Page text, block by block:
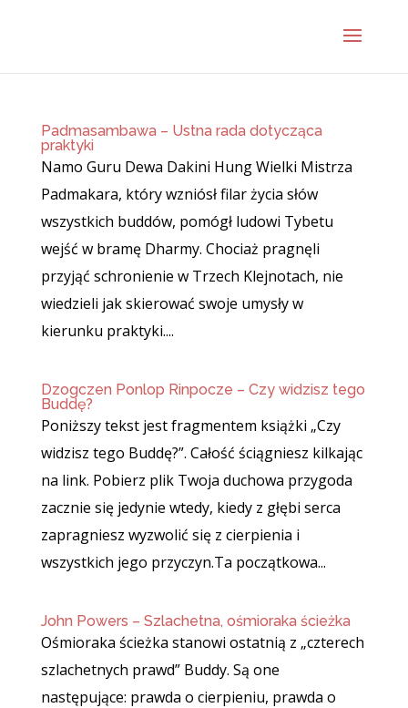
Padmasambawa – Ustna rada dotycząca
praktyki
Namo Guru Dewa Dakini Hung Wielki Mistrza
Padmakara, który wzniósł filar życia słów
wszystkich buddów, pomógł ludowi Tybetu
wejść w bramę Dharmy. Chociaż pragnęli
przyjąć schronienie w Trzech Klejnotach, nie
wiedzieli jak skierować swoje umysły w
kierunku praktyki....
Dzogczen Ponlop Rinpocze – Czy widzisz tego
Buddę?
Poniższy tekst jest fragmentem książki „Czy
widzisz tego Buddę?”. Całość ściągniesz kilkając
na link. Pobierz plik Twoja duchowa przygoda
zacznie się jedynie wtedy, kiedy z głębi serca
zapragniesz wyzwolić się z cierpienia i
wszystkich jego przyczyn.Ta początkowa...
John Powers – Szlachetna, ośmioraka ścieżka
Ośmioraka ścieżka stanowi ostatnią z „czterech
szlachetnych prawd” Buddy. Są one
następujące: prawda o cierpieniu, prawda o